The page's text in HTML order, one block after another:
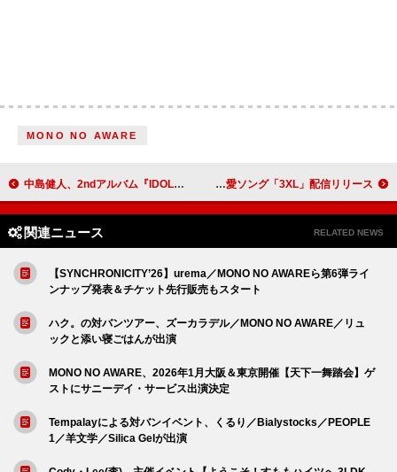
MONO NO AWARE
中島健人、2ndアルバム『IDOL1ST』リード曲「XTC」MV公開 Number_i、平野紫耀プロデュースの恋愛ソング「3XL」配信リリース
関連ニュース RELATED NEWS
【SYNCHRONICITY’26】urema／MONO NO AWAREら第6弾ライ
ンナップ発表＆チケット先行販売もスタート
ハク。の対バンツアー、ズーカラデル／MONO NO AWARE／リュ
ックと添い寝ごはんが出演
MONO NO AWARE、2026年1月大阪＆東京開催【天下一舞踏会】ゲ
ストにサニーデイ・サービス出演決定
Tempalayによる対バンイベント、くるり／Bialystocks／PEOPLE
1／羊文学／Silica Gelが出演